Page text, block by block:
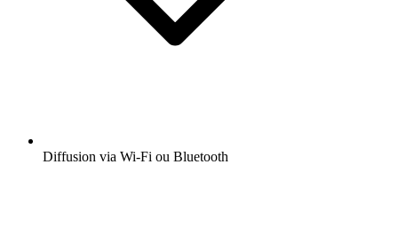
Diffusion via Wi-Fi ou Bluetooth